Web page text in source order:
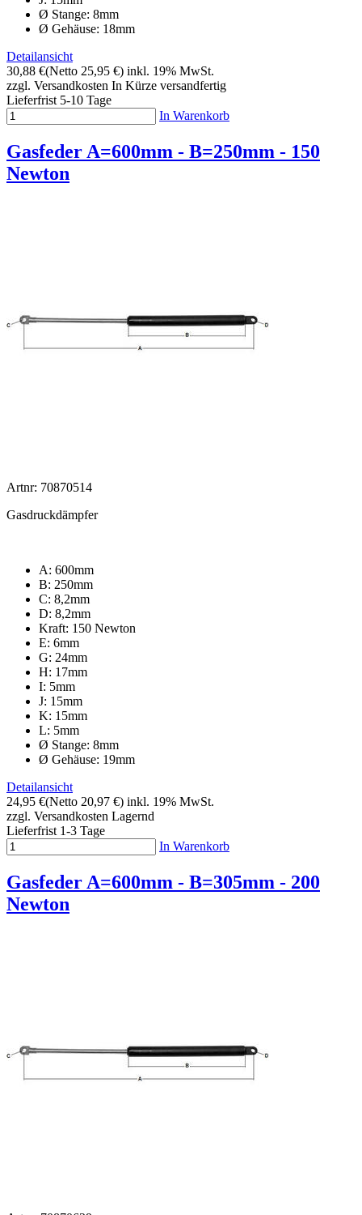
Ø Stange: 8mm
Ø Gehäuse: 18mm
Detailansicht
30,88 €(Netto 25,95 €) inkl. 19% MwSt.
zzgl. Versandkosten In Kürze versandfertig
Lieferfrist 5-10 Tage
In Warenkorb
Gasfeder A=600mm - B=250mm - 150
Newton
Artnr: 70870514
Gasdruckdämpfer
A: 600mm
B: 250mm
C: 8,2mm
D: 8,2mm
Kraft: 150 Newton
E: 6mm
G: 24mm
H: 17mm
I: 5mm
J: 15mm
K: 15mm
L: 5mm
Ø Stange: 8mm
Ø Gehäuse: 19mm
Detailansicht
24,95 €(Netto 20,97 €) inkl. 19% MwSt.
zzgl. Versandkosten Lagernd
Lieferfrist 1-3 Tage
In Warenkorb
Gasfeder A=600mm - B=305mm - 200
Newton